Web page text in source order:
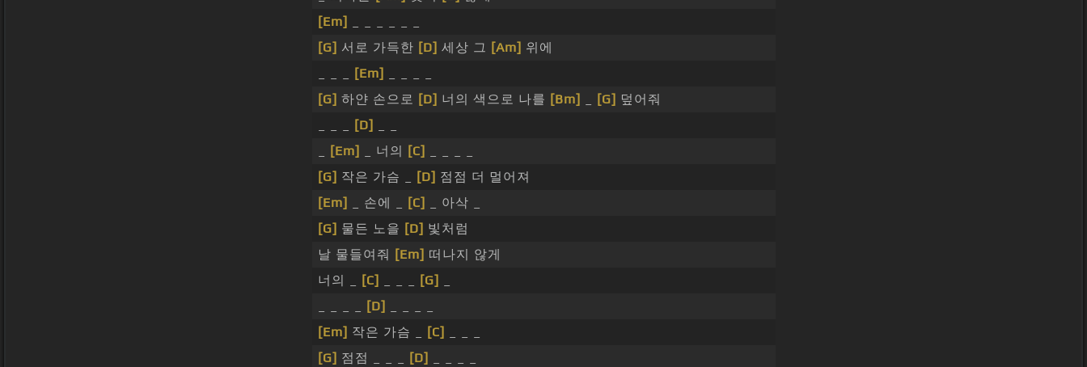
[Em]
[G] 서로 가득한 [D] 세상 그 [Am] 위에
[Em]
[G] 하얀 손으로 [D] 너의 색으로 나를 [Bm] [G] 덮어줘
[D]
[Em] _ 너의 [C]
[G] 작은 가슴 _ [D] 점점 더 멀어져
[Em]
_ 손에 _ [C]
_ 아삭 _
[G] 물든 노을 [D] 빛처럼
날 물들여줘
[Em] 떠나지 않게
너의 _
[C] [G]
[D]
[Em] 작은 가슴 _ [C]
[G] 점점 _ _ _ [D]